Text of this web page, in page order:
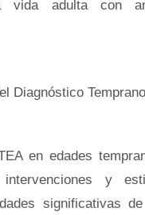
vida adulta con
Diagnóstico
en edades
y
significativas